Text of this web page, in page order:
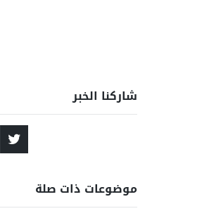
شاركنا الخبر
موضوعات ذات صلة